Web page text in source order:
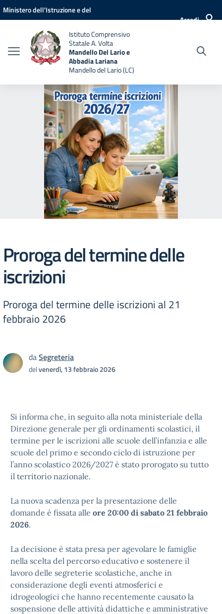
Vai ai contenuti
Vai al menu di navigazione
Vai al footer
Ministero dell'Istruzione e del
Accedi
Istituto Comprensivo
Statale A. Volta
Mandello Del Lario e
Abbadia Lariana
Mandello del Lario (LC)
Proroga del termine delle
iscrizioni
Proroga del termine delle iscrizioni al 21
febbraio 2026
daSegreteria
delvenerdì, 13 febbraio 2026
Si informa che, in seguito alla nota ministeriale della
Direzione generale per gli ordinamenti scolastici, il
termine per le iscrizioni alle scuole dell’infanzia e alle
scuole del primo e secondo ciclo di istruzione per
l’anno scolastico 2026/2027 è stato prorogato su tutto
il territorio nazionale.
La nuova scadenza per la presentazione delle
domande è fissata alle ore 20:00 di sabato 21 febbraio
2026.
La decisione è stata presa per agevolare le famiglie
nella scelta del percorso educativo e sostenere il
lavoro delle segreterie scolastiche, anche in
considerazione degli eventi atmosferici e
idrogeologici che hanno recentemente causato la
sospensione delle attività didattiche e amministrative